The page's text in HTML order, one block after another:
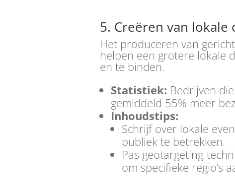
5. Creëren van lokale
Het produceren van
helpen een grotere lokale
en te binden.
Statistiek: Bedrijven
gemiddeld 55% meer
Inhoudstips:
Schrijf over lokale
publiek te betrekken.
Pas geotargeting-
om specifieke regio’s